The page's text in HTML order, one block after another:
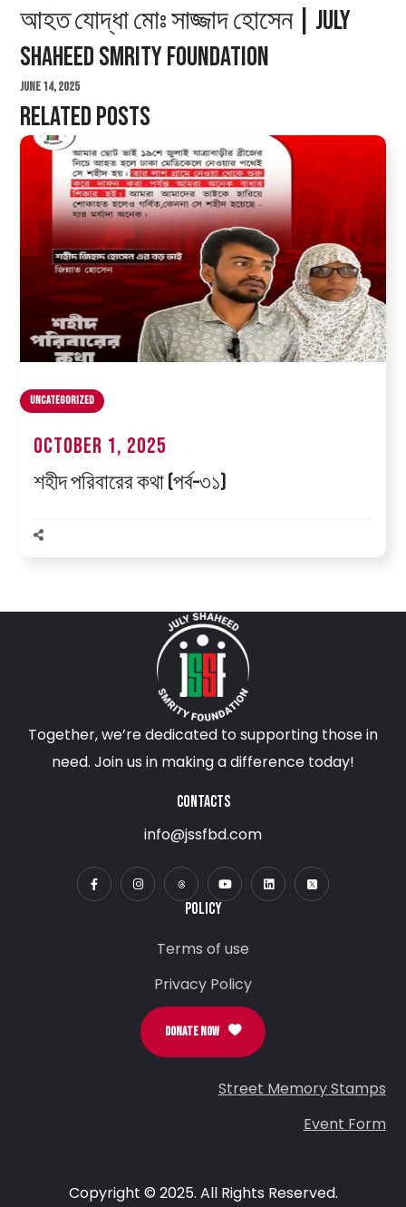
আহত যোদ্ধা মোঃ সাজ্জাদ হোসেন | July
Shaheed Smrity Foundation
June 14, 2025
Related Posts
Uncategorized
October 1, 2025
শহীদ পরিবারের কথা (পর্ব–৩১)
Together, we’re dedicated to supporting those in
need. Join us in making a difference today!
CONTACTS
info@jssfbd.com
POLICY
Terms of use
Privacy Policy
DONATE NOW
Street Memory Stamps
Event Form
Copyright © 2025. All Rights Reserved.